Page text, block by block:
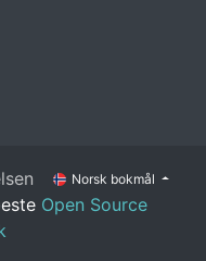
Norsk bokmål
Open Source